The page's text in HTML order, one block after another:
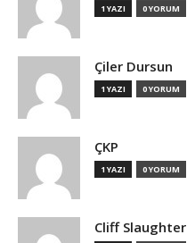
1 YAZI 0 YORUM
Çiler Dursun
1 YAZI 0 YORUM
ÇKP
1 YAZI 0 YORUM
Cliff Slaughter